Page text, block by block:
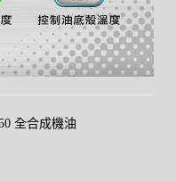
全合成機油